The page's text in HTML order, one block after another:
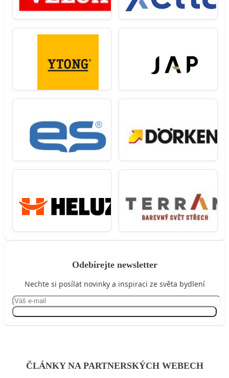
Odebírejte newsletter
Nechte si posílat novinky a inspiraci ze světa bydlení
ČLÁNKY NA PARTNERSKÝCH WEBECH